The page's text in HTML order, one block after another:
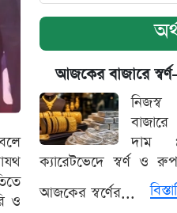
ও
আজকের বাজারে
নিজস্ব
দাম
ক্যারেটভেদে স্বর্ণ ও
আজকের স্বর্ণের...